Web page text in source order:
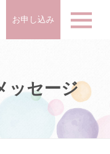
お申し込み
ッセージ